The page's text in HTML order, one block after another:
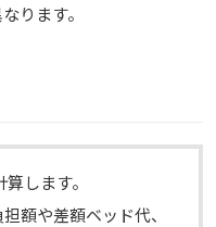
ります。
します。
額や差額ベッド代、